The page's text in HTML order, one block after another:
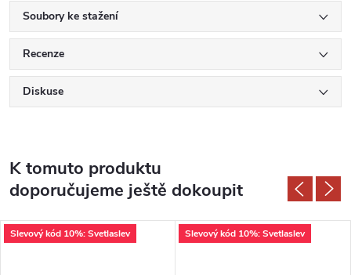
Soubory ke stažení
Recenze
Diskuse
K tomuto produktu
doporučujeme ještě dokoupit
Slevový kód 10%: Svetlaslev Slevový kód 10%: Svetlaslev